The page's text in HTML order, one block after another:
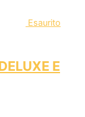
Esaurito
E